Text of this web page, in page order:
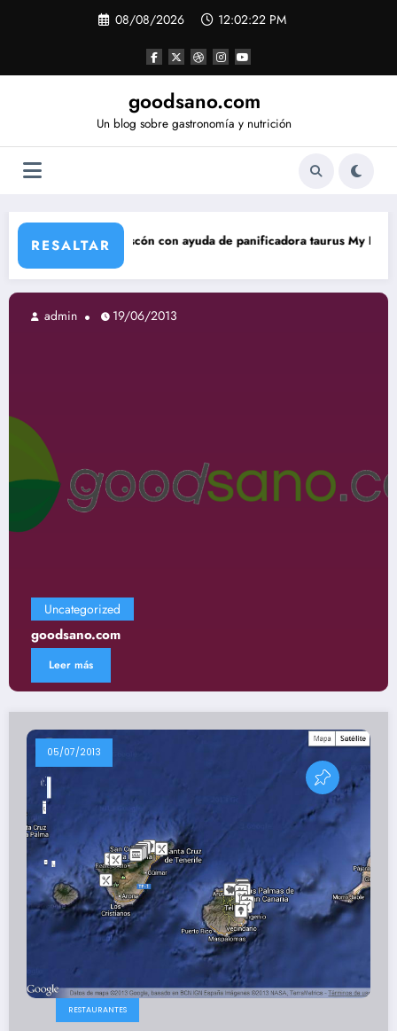
08/08/2026 12:02:23 PM
goodsano.com
Un blog sobre gastronomía y nutrición
RESALTAR
con ayuda de panificadora taurus My Bread Tartas
05/07/2013
RESTAURANTES